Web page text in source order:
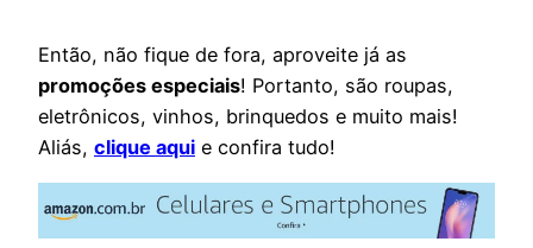
Então, não fique de fora, aproveite já as
promoções especiais! Portanto, são roupas,
eletrônicos, vinhos, brinquedos e muito mais!
Aliás, clique aqui e confira tudo!